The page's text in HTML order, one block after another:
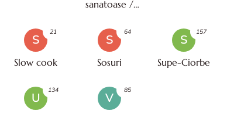
sanatoase /
S
Slow cook
21
S
Sosuri
64
S
Supe-Ciorbe
157
U
134
V
85